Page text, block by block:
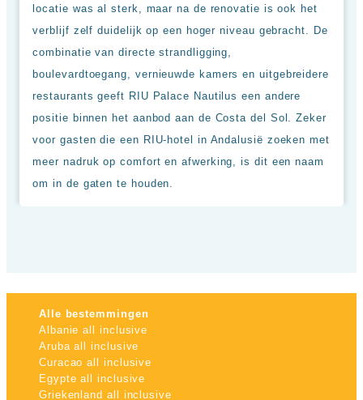
locatie was al sterk, maar na de renovatie is ook het
verblijf zelf duidelijk op een hoger niveau gebracht. De
combinatie van directe strandligging,
boulevardtoegang, vernieuwde kamers en uitgebreidere
restaurants geeft RIU Palace Nautilus een andere
positie binnen het aanbod aan de Costa del Sol. Zeker
voor gasten die een RIU-hotel in Andalusië zoeken met
meer nadruk op comfort en afwerking, is dit een naam
om in de gaten te houden.
Alle bestemmingen
Albanie all inclusive
Aruba all inclusive
Curacao all inclusive
Egypte all inclusive
Griekenland all inclusive